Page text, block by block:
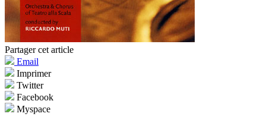
Partager cet article
Email
Imprimer
Twitter
Facebook
Myspace